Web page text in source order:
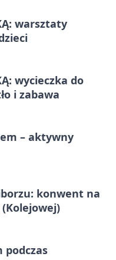
warsztaty
wycieczka do
i zabawa
– aktywny
konwent na
podczas